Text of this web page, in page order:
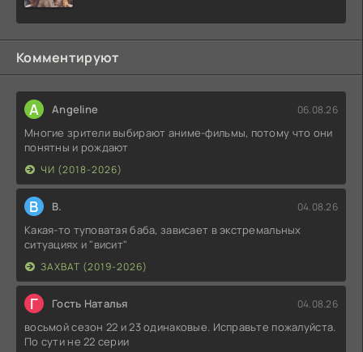
Комментируют
A Angeline 06.08.26
Многие зрители выбирают аниме-фильмы, потому что они
понятны и рождают
ЧИ (2018-2026)
В В. 04.08.26
Какая-то туповатая баба, зависает в экстремальных
ситуациях и "висит"
ЗАХВАТ (2019-2026)
Г Гость Наталья 04.08.26
восьмой сезон 22 и 23 одинаковые. Исправьте пожалуйста.
По сути не 22 серии